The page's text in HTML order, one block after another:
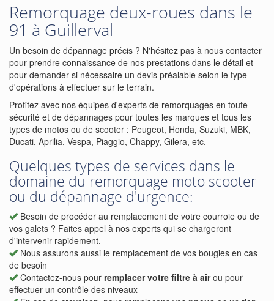
Remorquage deux-roues dans le
91 à Guillerval
Un besoin de dépannage précis ? N'hésitez pas à nous contacter
pour prendre connaissance de nos prestations dans le détail et
pour demander si nécessaire un devis préalable selon le type
d'opérations à effectuer sur le terrain.
Profitez avec nos équipes d'experts de remorquages en toute
sécurité et de dépannages pour toutes les marques et tous les
types de motos ou de scooter : Peugeot, Honda, Suzuki, MBK,
Ducati, Aprilia, Vespa, Piaggio, Chappy, Gilera, etc.
Quelques types de services dans le
domaine du remorquage moto scooter
ou du dépannage d'urgence:
Besoin de procéder au remplacement de votre courroie ou de
vos galets ? Faites appel à nos experts qui se chargeront
d'intervenir rapidement.
Nous assurons aussi le remplacement de vos bougies en cas
de besoin
Contactez-nous pour remplacer votre filtre à airou pour
effectuer un contrôle des niveaux